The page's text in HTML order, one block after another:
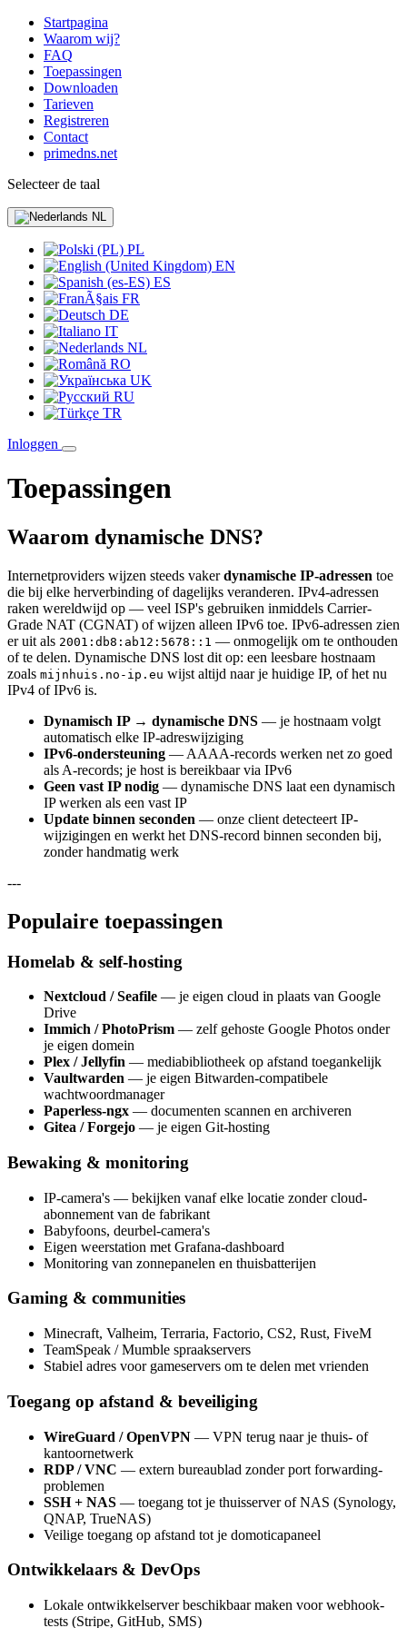
Startpagina
Waarom wij?
FAQ
Toepassingen
Downloaden
Tarieven
Registreren
Contact
primedns.net
Selecteer de taal
NL
PL
EN
ES
FR
DE
IT
NL
RO
UK
RU
TR
Inloggen
Toepassingen
Waarom dynamische DNS?
Internetproviders wijzen steeds vakerdynamische IP-adressen toe
die bij elke herverbinding of dagelijks veranderen. IPv4-adressen
raken wereldwijd op — veel ISP's gebruiken inmiddels Carrier-
Grade NAT (CGNAT) of wijzen alleen IPv6 toe. IPv6-adressen zien
er uit als 2001:db8:ab12:5678::1 — onmogelijk om te onthouden
of te delen. Dynamische DNS lost dit op: een leesbare hostnaam
zoals mijnhuis.no-ip.eu wijst altijd naar je huidige IP, of het nu
IPv4 of IPv6 is.
Dynamisch IP → dynamische DNS — je hostnaam volgt
automatisch elke IP-adreswijziging
IPv6-ondersteuning — AAAA-records werken net zo goed
als A-records; je host is bereikbaar via IPv6
Geen vast IP nodig — dynamische DNS laat een dynamisch
IP werken als een vast IP
Update binnen seconden — onze client detecteert IP-
wijzigingen en werkt het DNS-record binnen seconden bij,
zonder handmatig werk
---
Populaire toepassingen
Homelab & self-hosting
Nextcloud / Seafile — je eigen cloud in plaats van Google
Drive
Immich / PhotoPrism — zelf gehoste Google Photos onder
je eigen domein
Plex / Jellyfin — mediabibliotheek op afstand toegankelijk
Vaultwarden — je eigen Bitwarden-compatibele
wachtwoordmanager
Paperless-ngx — documenten scannen en archiveren
Gitea / Forgejo — je eigen Git-hosting
Bewaking & monitoring
IP-camera's — bekijken vanaf elke locatie zonder cloud-
abonnement van de fabrikant
Babyfoons, deurbel-camera's
Eigen weerstation met Grafana-dashboard
Monitoring van zonnepanelen en thuisbatterijen
Gaming & communities
Minecraft, Valheim, Terraria, Factorio, CS2, Rust, FiveM
TeamSpeak / Mumble spraakservers
Stabiel adres voor gameservers om te delen met vrienden
Toegang op afstand & beveiliging
WireGuard / OpenVPN — VPN terug naar je thuis- of
kantoornetwerk
RDP / VNC — extern bureaublad zonder port forwarding-
problemen
SSH + NAS — toegang tot je thuisserver of NAS (Synology,
QNAP, TrueNAS)
Veilige toegang op afstand tot je domoticapaneel
Ontwikkelaars & DevOps
Lokale ontwikkelserver beschikbaar maken voor webhook-
tests (Stripe, GitHub, SMS)